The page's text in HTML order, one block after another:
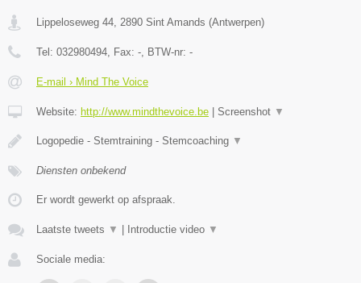
Lippeloseweg 44, 2890 Sint Amands (Antwerpen)
Tel: 032980494, Fax: -, BTW-nr: -
E-mail › Mind The Voice
Website: http://www.mindthevoice.be Screenshot ▼
Logopedie - Stemtraining - Stemcoaching ▼
Diensten onbekend
Er wordt gewerkt op afspraak.
Laatste tweets ▼ Introductie video ▼
Sociale media: